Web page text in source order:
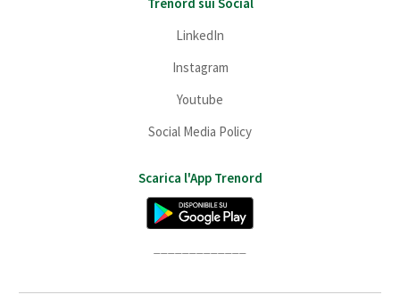
Trenord sui Social
LinkedIn
Instagram
Youtube
Social Media Policy
Scarica l'App Trenord